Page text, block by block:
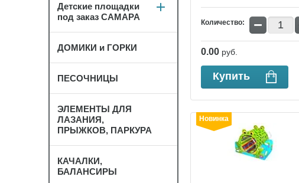
Количество: −
0.00 руб.
Купить
Новинка
Детские площадки
под заказ САМАРА
ДОМИКИ и ГОРКИ
ПЕСОЧНИЦЫ
ЭЛЕМЕНТЫ ДЛЯ
ЛАЗАНИЯ,
ПРЫЖКОВ, ПАРКУРА
КАЧАЛКИ,
БАЛАНСИРЫ